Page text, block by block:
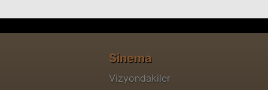
Sinema
Vizyondakiler